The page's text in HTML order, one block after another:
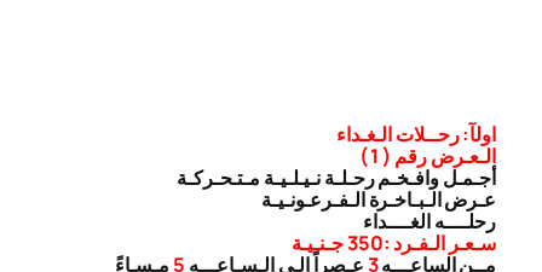
اولآ: رحــلات الـغـداء
الـعـرض رقم ( 1 )
أجـمـل وافـخـم رحـلـة نـيـلـيـة مـتـحـركـة
عـرض الـبـاخـرة الـفـرعـونـيـة
رحلــــه الغــــداء
سـعـر الـفـرد :350 جـنـيـة
مــن الساعـــه3عـصراً الـي الـسـاعـــه 5 مـسـاءً